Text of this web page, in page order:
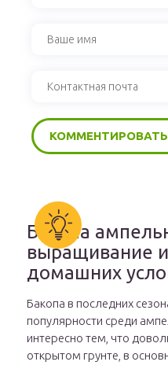
Бакопа
выращивание
домашних
Бакопа в последних
популярности среди
интересно тем, что
открытом грунте, в